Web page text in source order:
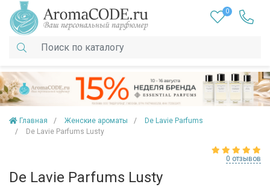
0
Главная Женские ароматы
De Lavie Parfums
De Lavie Parfums Lusty
0 отзывов
De Lavie Parfums Lusty